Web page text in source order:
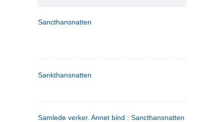
Sancthansnatten
Sankthansnatten
Samlede verker. Annet bind : Sancthansnatten ; Fru Inger